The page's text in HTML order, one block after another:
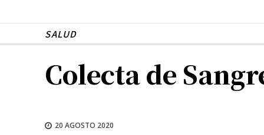
SALUD
Colecta de
20 AGOSTO 2020